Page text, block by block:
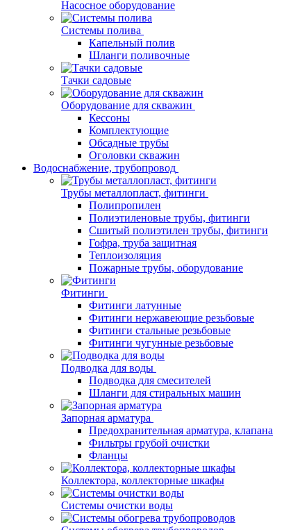
Насосное оборудование
Системы полива
Капельный полив
Шланги поливочные
Тачки садовые
Оборудование для скважин
Кессоны
Комплектующие
Обсадные трубы
Оголовки скважин
Водоснабжение, трубопровод
Трубы металлопласт, фитинги
Полипропилен
Полиэтиленовые трубы, фитинги
Сшитый полиэтилен трубы, фитинги
Гофра, труба защитная
Теплоизоляция
Пожарные трубы, оборудование
Фитинги
Фитинги латунные
Фитинги нержавеющие резьбовые
Фитинги стальные резьбовые
Фитинги чугунные резьбовые
Подводка для воды
Подводка для смесителей
Шланги для стиральных машин
Запорная арматура
Предохранительная арматура, клапана
Фильтры грубой очистки
Фланцы
Коллектора, коллекторные шкафы
Системы очистки воды